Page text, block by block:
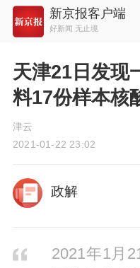
新京报客户端
好新闻 无止境
天津21日发现
料17份样本核
津云
2021-01-22 23:02
政解
2021年1月